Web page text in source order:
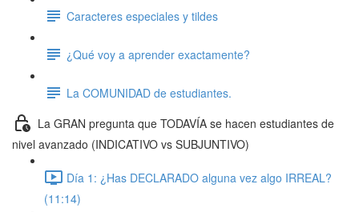
Caracteres especiales y tildes
¿Qué voy a aprender exactamente?
La COMUNIDAD de estudiantes.
La GRAN pregunta que TODAVÍA se hacen estudiantes de
nivel avanzado (INDICATIVO vs SUBJUNTIVO)
Día 1: ¿Has DECLARADO alguna vez algo IRREAL?
(11:14)